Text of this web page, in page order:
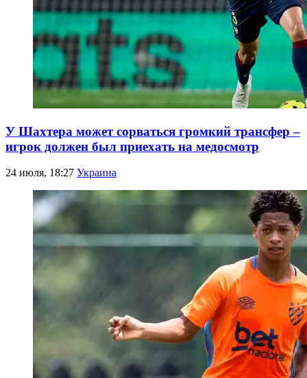
У Шахтера может сорваться громкий трансфер –
игрок должен был приехать на медосмотр
24 июля, 18:27 Украина